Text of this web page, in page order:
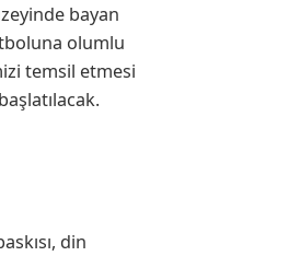
bayan
olumlu
temsil etmesi
din